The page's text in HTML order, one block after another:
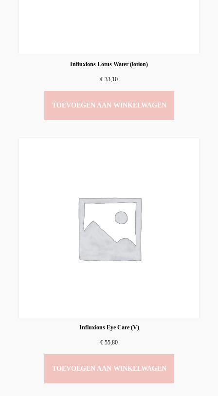
Influxions Lotus Water (lotion)
€ 33,10
TOEVOEGEN AAN WINKELWAGEN
Influxions Eye Care (V)
€ 55,80
TOEVOEGEN AAN WINKELWAGEN